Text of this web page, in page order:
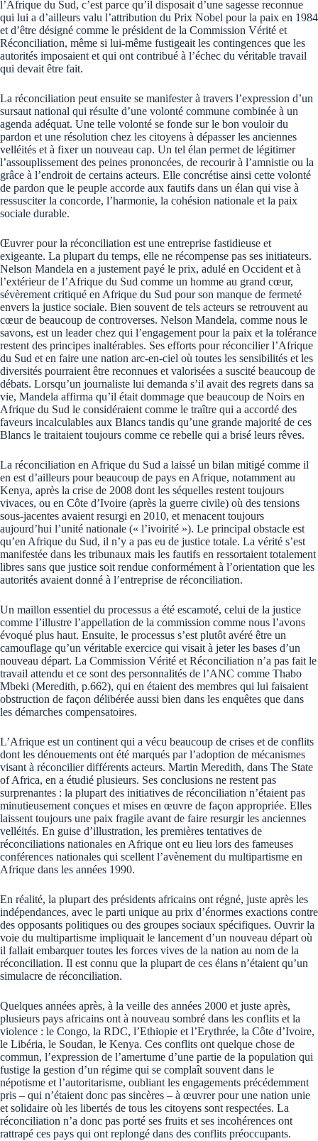
l’Afrique du Sud, c’est parce qu’il disposait d’une sagesse reconnue
qui lui a d’ailleurs valu l’attribution du Prix Nobel pour la paix en 1984
et d’être désigné comme le président de la Commission Vérité et
Réconciliation, même si lui-même fustigeait les contingences que les
autorités imposaient et qui ont contribué à l’échec du véritable travail
qui devait être fait.
La réconciliation peut ensuite se manifester à travers l’expression d’un
sursaut national qui résulte d’une volonté commune combinée à un
agenda adéquat. Une telle volonté se fonde sur le bon vouloir du
pardon et une résolution chez les citoyens à dépasser les anciennes
velléités et à fixer un nouveau cap. Un tel élan permet de légitimer
l’assouplissement des peines prononcées, de recourir à l’amnistie ou la
grâce à l’endroit de certains acteurs. Elle concrétise ainsi cette volonté
de pardon que le peuple accorde aux fautifs dans un élan qui vise à
ressusciter la concorde, l’harmonie, la cohésion nationale et la paix
sociale durable.
Œuvrer pour la réconciliation est une entreprise fastidieuse et
exigeante. La plupart du temps, elle ne récompense pas ses initiateurs.
Nelson Mandela en a justement payé le prix, adulé en Occident et à
l’extérieur de l’Afrique du Sud comme un homme au grand cœur,
sévèrement critiqué en Afrique du Sud pour son manque de fermeté
envers la justice sociale. Bien souvent de tels acteurs se retrouvent au
cœur de beaucoup de controverses. Nelson Mandela, comme nous le
savons, est un leader chez qui l’engagement pour la paix et la tolérance
restent des principes inaltérables. Ses efforts pour réconcilier l’Afrique
du Sud et en faire une nation arc-en-ciel où toutes les sensibilités et les
diversités pourraient être reconnues et valorisées a suscité beaucoup de
débats. Lorsqu’un journaliste lui demanda s’il avait des regrets dans sa
vie, Mandela affirma qu’il était dommage que beaucoup de Noirs en
Afrique du Sud le considéraient comme le traître qui a accordé des
faveurs incalculables aux Blancs tandis qu’une grande majorité de ces
Blancs le traitaient toujours comme ce rebelle qui a brisé leurs rêves.
La réconciliation en Afrique du Sud a laissé un bilan mitigé comme il
en est d’ailleurs pour beaucoup de pays en Afrique, notamment au
Kenya, après la crise de 2008 dont les séquelles restent toujours
vivaces, ou en Côte d’Ivoire (après la guerre civile) où des tensions
sous-jacentes avaient resurgi en 2010, et menacent toujours
aujourd’hui l’unité nationale (« l’ivoirité »). Le principal obstacle est
qu’en Afrique du Sud, il n’y a pas eu de justice totale. La vérité s’est
manifestée dans les tribunaux mais les fautifs en ressortaient totalement
libres sans que justice soit rendue conformément à l’orientation que les
autorités avaient donné à l’entreprise de réconciliation.
Un maillon essentiel du processus a été escamoté, celui de la justice
comme l’illustre l’appellation de la commission comme nous l’avons
évoqué plus haut. Ensuite, le processus s’est plutôt avéré être un
camouflage qu’un véritable exercice qui visait à jeter les bases d’un
nouveau départ. La Commission Vérité et Réconciliation n’a pas fait le
travail attendu et ce sont des personnalités de l’ANC comme Thabo
Mbeki (Meredith, p.662), qui en étaient des membres qui lui faisaient
obstruction de façon délibérée aussi bien dans les enquêtes que dans
les démarches compensatoires.
L’Afrique est un continent qui a vécu beaucoup de crises et de conflits
dont les dénouements ont été marqués par l’adoption de mécanismes
visant à réconcilier différents acteurs. Martin Meredith, dans The State
of Africa, en a étudié plusieurs. Ses conclusions ne restent pas
surprenantes : la plupart des initiatives de réconciliation n’étaient pas
minutieusement conçues et mises en œuvre de façon appropriée. Elles
laissent toujours une paix fragile avant de faire resurgir les anciennes
velléités. En guise d’illustration, les premières tentatives de
réconciliations nationales en Afrique ont eu lieu lors des fameuses
conférences nationales qui scellent l’avènement du multipartisme en
Afrique dans les années 1990.
En réalité, la plupart des présidents africains ont régné, juste après les
indépendances, avec le parti unique au prix d’énormes exactions contre
des opposants politiques ou des groupes sociaux spécifiques. Ouvrir la
voie du multipartisme impliquait le lancement d’un nouveau départ où
il fallait embarquer toutes les forces vives de la nation au nom de la
réconciliation. Il est connu que la plupart de ces élans n’étaient qu’un
simulacre de réconciliation.
Quelques années après, à la veille des années 2000 et juste après,
plusieurs pays africains ont à nouveau sombré dans les conflits et la
violence : le Congo, la RDC, l’Ethiopie et l’Erythrée, la Côte d’Ivoire,
le Libéria, le Soudan, le Kenya. Ces conflits ont quelque chose de
commun, l’expression de l’amertume d’une partie de la population qui
fustige la gestion d’un régime qui se complaît souvent dans le
népotisme et l’autoritarisme, oubliant les engagements précédemment
pris – qui n’étaient donc pas sincères – à œuvrer pour une nation unie
et solidaire où les libertés de tous les citoyens sont respectées. La
réconciliation n’a donc pas porté ses fruits et ses incohérences ont
rattrapé ces pays qui ont replongé dans des conflits préoccupants.